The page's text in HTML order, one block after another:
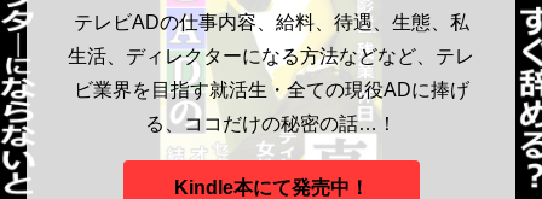
テレビADの仕事内容、給料、待遇、生態、私
生活、ディレクターになる方法などなど、テレ
ビ業界を目指す就活生・全ての現役ADに捧げ
る、ココだけの秘密の話…！
Kindle本にて発売中！